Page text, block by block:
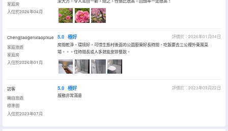
家庭房
入住於2026年04月
Chengjiaogenxiaopixue
家庭旅遊
家庭房
入住於2026年01月
5.0 極好
評價於：2026年01月04日
房間乾淨，環境好，可惜生態村後面的公園廢棄好長時間，吃飯要去三公裡外東風菜
場。。。住時間長或人多就能安排餐飲。
訪客
獨自旅遊
標準間
入住於2023年07月
5.0 極好
評價於：2023年09月22日
服務非常滿意